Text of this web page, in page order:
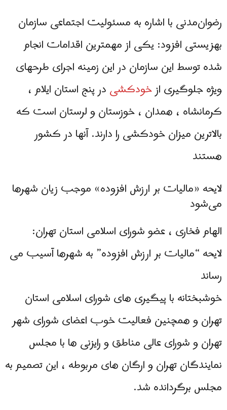
رضوان‌مدنی با اشاره به مسئولیت اجتماعی سازمان
بهزیستی افزود: یکی از مهمترین اقدامات انجام
شده توسط این سازمان در این زمینه اجرای طرحهای
ویژه جلوگیری ازخودکشیدر پنج استان ایلام ،
کرمانشاه ، همدان ، خوزستان و لرستان است که
بالاترین میزان خودکشی را دارند. آنها در کشور
هستند
لایحه «مالیات بر ارزش افزوده» موجب زیان شهرها
می‌شود
الهام فخاری ، عضو شورای اسلامی استان تهران:
لایحه “مالیات بر ارزش افزوده” به شهرها آسیب می
رساند
خوشبختانه با پیگیری های شورای اسلامی استان
تهران و همچنین فعالیت خوب اعضای شورای شهر
تهران و شورای عالی مناطق و رایزنی ها با مجلس
نمایندگان تهران و ارگان های مربوطه ، این تصمیم به
مجلس برگردانده شد.